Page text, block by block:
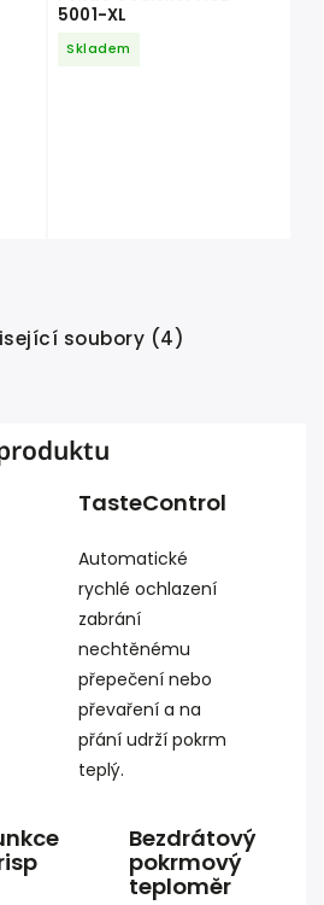
5001-XL
Skladem
soubory (4)
TasteControl
Automatické
rychlé ochlazení
zabrání
nechtěnému
přepečení nebo
převaření a na
přání udrží pokrm
teplý.
Bezdrátový
pokrmový
teploměr